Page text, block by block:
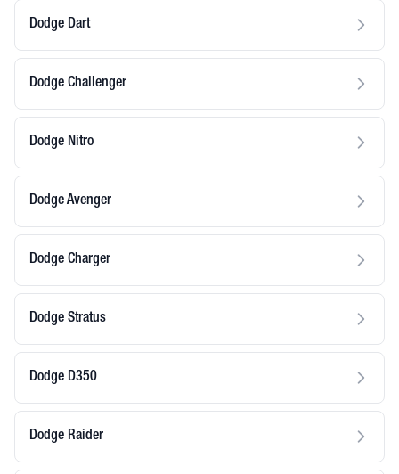
Dodge Dart
Dodge Challenger
Dodge Nitro
Dodge Avenger
Dodge Charger
Dodge Stratus
Dodge D350
Dodge Raider